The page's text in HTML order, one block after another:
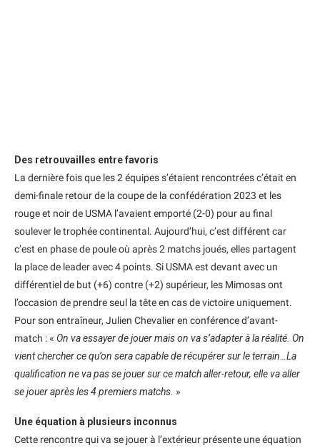
Des retrouvailles entre favoris
La dernière fois que les 2 équipes s’étaient rencontrées c’était en
demi-finale retour de la coupe de la confédération 2023 et les
rouge et noir de USMA l’avaient emporté (2-0) pour au final
soulever le trophée continental. Aujourd’hui, c’est différent car
c’est en phase de poule où après 2 matchs joués, elles partagent
la place de leader avec 4 points. Si USMA est devant avec un
différentiel de but (+6) contre (+2) supérieur, les Mimosas ont
l’occasion de prendre seul la tête en cas de victoire uniquement.
Pour son entraîneur, Julien Chevalier en conférence d’avant-
match : « On va essayer de jouer mais on va s’adapter à la réalité. On
vient chercher ce qu’on sera capable de récupérer sur le terrain…La
qualification ne va pas se jouer sur ce match aller-retour, elle va aller
se jouer après les 4 premiers matchs. »
Une équation à plusieurs inconnus
Cette rencontre qui va se jouer à l’extérieur présente une équation